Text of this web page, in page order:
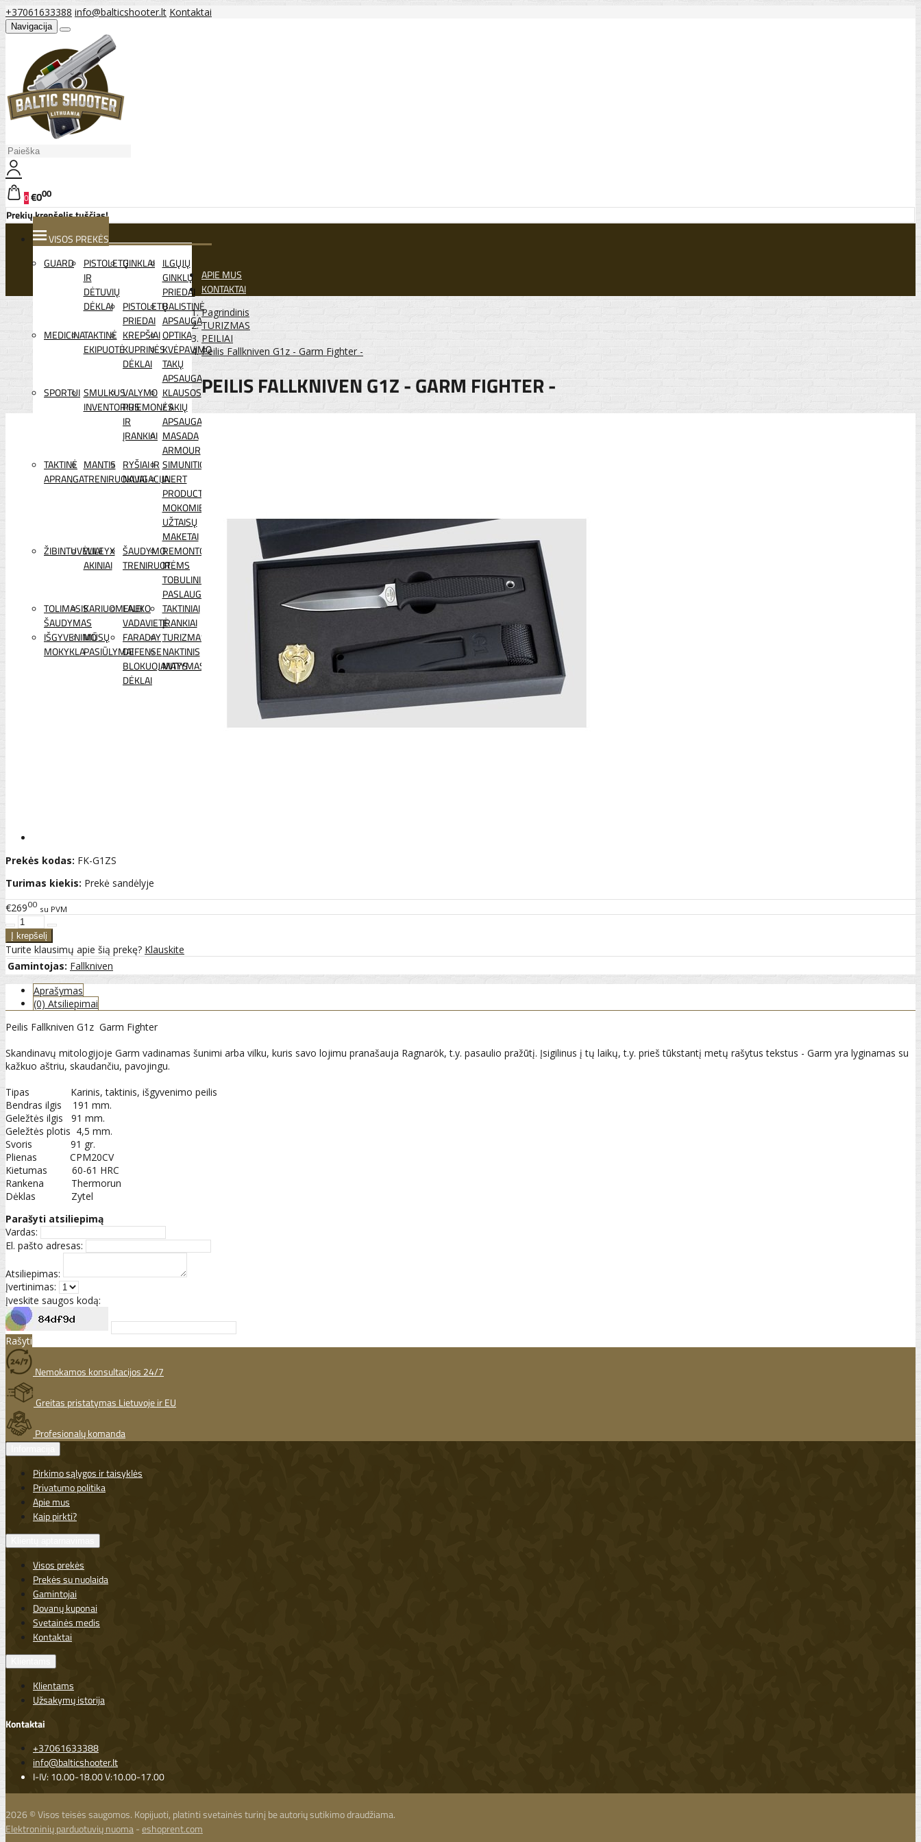
+37061633388 info@balticshooter.lt Kontaktai
Navigacija
0€000
Prekių krepšelis tuščias!
VISOS PREKĖS
GUARD
PISTOLETŲ
IR
DĖTUVIŲ
DĖKLAI
GINKLAI ILGŲJŲ
GINKLŲ
PRIEDAI
PISTOLETŲ
PRIEDAI
BALISTINĖ
APSAUGA
MEDICINATAKTINĖ
EKIPUOTĖ
KREPŠIAI
KUPRINĖS
DĖKLAI
OPTIKA
KVĖPAVIMO
TAKŲ
APSAUGA
SPORTUI SMULKUS
INVENTORIUS
VALYMO
PRIEMONĖS
IR
ĮRANKIAI
KLAUSOS
/ AKIŲ
APSAUGA
MASADA
ARMOUR
TAKTINĖ
APRANGA
MANTIS
TRENIRUOKLIAI
RYŠIAI IR
NAVIGACIJA
SIMUNITION
INERT
PRODUCTS
MOKOMIEJI
UŽTAISŲ
MAKETAI
ŽIBINTUVĖLIAI
WILEYX
AKINIAI
ŠAUDYMO
TRENIRUOTĖMS
REMONTO
IR
TOBULINIMO
PASLAUGOS
TOLIMASIS
ŠAUDYMAS
KARIUOMENEI
LAUKO
VADAVIETĖ
TAKTINIAI
ĮRANKIAI
IŠGYVENIMO
MOKYKLA
MŪSŲ
PASIŪLYMAI
FARADAY
DEFENSE
BLOKUOJANTYS
DĖKLAI
TURIZMAS
NAKTINIS
MATYMAS
APIE MUS
KONTAKTAI
Pagrindinis
TURIZMAS
PEILIAI
Peilis Fallkniven G1z - Garm Fighter -
PEILIS FALLKNIVEN G1Z - GARM FIGHTER -
Prekės kodas: FK-G1ZS
Turimas kiekis: Prekė sandėlyje
€26900 su PVM
Turite klausimų apie šią prekę? Klauskite
Gamintojas: Fallkniven
Aprašymas
(0) Atsiliepimai
Peilis Fallkniven G1z Garm Fighter
Skandinavų mitologijoje Garm vadinamas šunimi arba vilku, kuris savo lojimu pranašauja Ragnarök, t.y. pasaulio pražūtį. Įsigilinus į tų laikų, t.y. prieš tūkstantį metų rašytus tekstus - Garm yra lyginamas su
kažkuo aštriu, skaudančiu, pavojingu.
Tipas Karinis, taktinis, išgyvenimo peilis
Bendras ilgis 191 mm.
Geležtės ilgis 91 mm.
Geležtės plotis 4,5 mm.
Svoris 91 gr.
Plienas CPM20CV
Kietumas 60-61 HRC
Rankena Thermorun
Dėklas Zytel
Parašyti atsiliepimą
Vardas:
El. pašto adresas:
Atsiliepimas:
Įvertinimas:
Įveskite saugos kodą:
Rašyti
Nemokamos konsultacijos 24/7
Greitas pristatymas Lietuvoje ir EU
Profesionalų komanda
Pirkimo sąlygos ir taisyklės
Privatumo politika
Apie mus
Kaip pirkti?
Visos prekės
Prekės su nuolaida
Gamintojai
Dovanų kuponai
Svetainės medis
Kontaktai
Klientams
Užsakymų istorija
Kontaktai
+37061633388
info@balticshooter.lt
I-IV: 10.00-18.00 V:10.00-17.00
2026 © Visos teisės saugomos. Kopijuoti, platinti svetainės turinį be autorių sutikimo draudžiama.
Elektroninių parduotuvių nuoma-eshoprent.com